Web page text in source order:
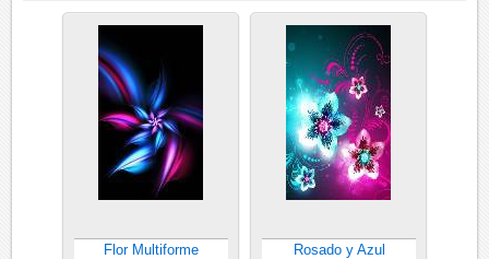
Flor Multiforme Rosado y Azul